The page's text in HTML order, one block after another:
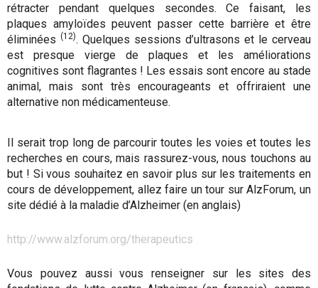
rétracter pendant quelques secondes. Ce faisant, les
plaques amyloïdes peuvent passer cette barrière et être
éliminées (12). Quelques sessions d’ultrasons et le cerveau
est presque vierge de plaques et les améliorations
cognitives sont flagrantes ! Les essais sont encore au stade
animal, mais sont très encourageants et offriraient une
alternative non médicamenteuse.
Il serait trop long de parcourir toutes les voies et toutes les
recherches en cours, mais rassurez-vous, nous touchons au
but ! Si vous souhaitez en savoir plus sur les traitements en
cours de développement, allez faire un tour sur AlzForum, un
site dédié à la maladie d’Alzheimer (en anglais)
http://www.alzforum.org/therapeutics
Vous pouvez aussi vous renseigner sur les sites des